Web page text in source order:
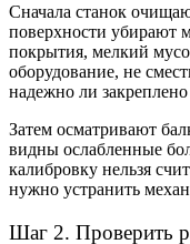
Сначала станок
поверхности убирают
покрытия, мелкий
оборудование, не
надежно ли
Затем осматривают
видны ослабленные
калибровку нельзя
нужно устранить
Шаг 2. Проверить